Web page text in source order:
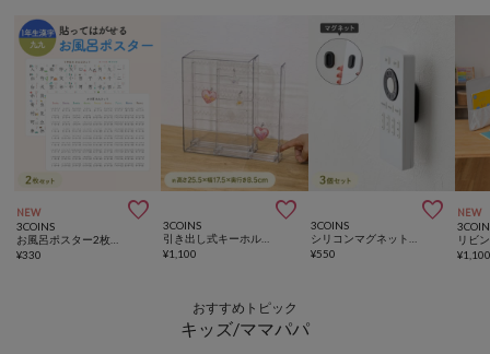
NEW 
3COINS
¥330

3COINS
¥1,100

3COINS
¥550
NEW
¥
おすすめトピック
キッズ/ママパパ